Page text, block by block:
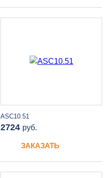
ASC10.51
2724 руб.
ЗАКАЗАТЬ